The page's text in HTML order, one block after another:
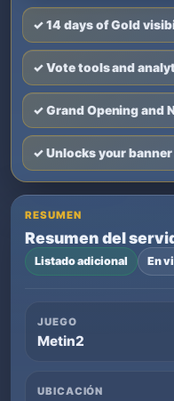
✓ 14 days of Gold
✓ Vote tools and
✓ Grand Opening and
✓ Unlocks your
RESUMEN
Resumen del
Listado adicional En
JUEGO
Metin2
UBICACIÓN